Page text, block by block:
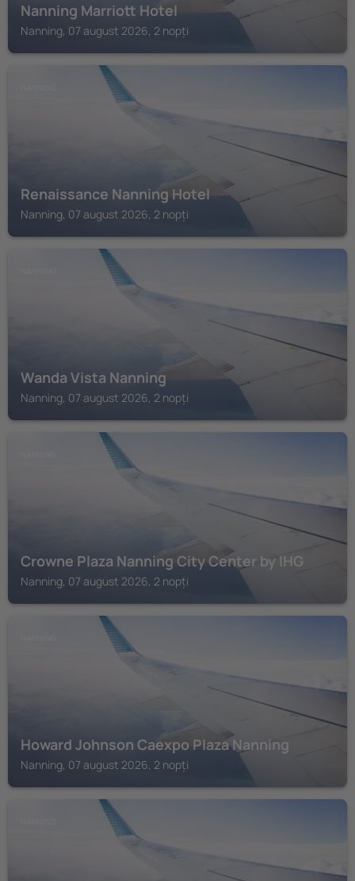
Nanning Marriott Hotel
Nanning, 07 august 2026, 2 nopți
Renaissance Nanning Hotel
Nanning, 07 august 2026, 2 nopți
Wanda Vista Nanning
Nanning, 07 august 2026, 2 nopți
Crowne Plaza Nanning City Center by IHG
Nanning, 07 august 2026, 2 nopți
Howard Johnson Caexpo Plaza Nanning
Nanning, 07 august 2026, 2 nopți